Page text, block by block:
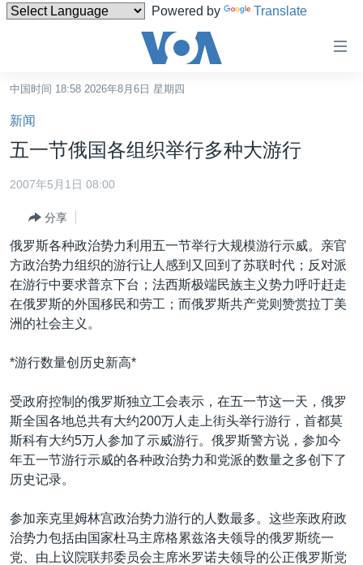
Powered by Translate
碍
链
接
跳
转
导
跳
到
检
索
港澳
国际
最新国际新闻
印太
欧洲
非洲
美洲
全球议题
分类新闻
经济·金融·贸易
科教·文娱·体健
军事
劳工
环境
美中关系
白宫要闻
国会报道
美中关系
美国建国250周年
埃博拉疫情
美国之音专访
重要讲话与声明
VOA视频
VOA今日焦点
中文广播
关注我们
中国时间 18:58 2026年8月6日 星期四
新闻
五一节俄国各组织举行多种大游行
2007年5月1日 08:00
分享
俄罗斯各种政治势力利用五一节举行大规模游行示威。亲官
方政治势力组织的游行让人感到又回到了苏联时代；反对派
在游行中要求普京下台；法西斯极端民族主义势力呼吁赶走
在俄罗斯的外国移民和劳工；而俄罗斯共产党则赞赏拉丁美
洲的社会主义。
*游行数量创历史新高*
受政府控制的俄罗斯独立工会表示，在五一节这一天，俄罗
斯全国各地总共有大约200万人走上街头举行游行，首都莫
斯科有大约5万人参加了示威游行。俄罗斯警方说，参加今
年五一节游行示威的各种政治势力和党派的数量之多创下了
历史记录。
参加亲克里姆林宫政治势力游行的人数最多。这些亲政府政
治势力包括由国家杜马主席格累兹洛夫领导的俄罗斯统一
党、由上议院联邦委员会主席米罗诺夫领导的公正俄罗斯党